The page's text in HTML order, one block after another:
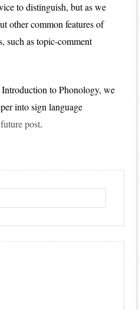
to distinguish, but as we
other common features of
such as topic-comment
to Phonology, we
into sign language
post.